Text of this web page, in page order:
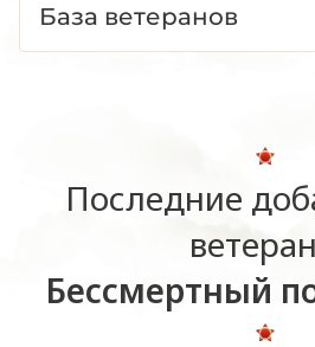
База ветеранов
Последние
Бессмертный